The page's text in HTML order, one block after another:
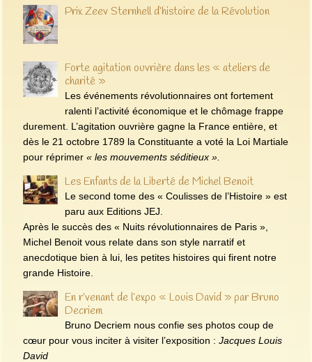
Prix Zeev Sternhell d’histoire de la Révolution
Forte agitation ouvrière dans les « ateliers de
charité »
Les événements révolutionnaires ont fortement
ralenti l’activité économique et le chômage frappe
durement. L’agitation ouvrière gagne la France entière, et
dès le 21 octobre 1789 la Constituante a voté la Loi Martiale
pour réprimer « les mouvements séditieux ».
Les Enfants de la Liberté de Michel Benoit
Le second tome des « Coulisses de l’Histoire » est
paru aux Editions JEJ.
Après le succès des « Nuits révolutionnaires de Paris »,
Michel Benoit vous relate dans son style narratif et
anecdotique bien à lui, les petites histoires qui firent notre
grande Histoire.
En r’venant de l’expo « Louis David » par Bruno
Decriem
Bruno Decriem nous confie ses photos coup de
cœur pour vous inciter à visiter l’exposition : Jacques Louis
David